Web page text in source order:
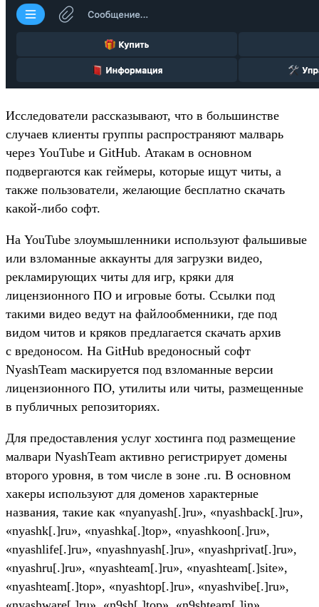
Исследователи рассказывают, что в большинстве
случаев клиенты группы распространяют малварь
через YouTube и GitHub. Атакам в основном
подвергаются как геймеры, которые ищут читы, а
также пользователи, желающие бесплатно скачать
какой-либо софт.
На YouTube злоумышленники используют фальшивые
или взломанные аккаунты для загрузки видео,
рекламирующих читы для игр, кряки для
лицензионного ПО и игровые боты. Ссылки под
такими видео ведут на файлообменники, где под
видом читов и кряков предлагается скачать архив
с вредоносом. На GitHub вредоносный софт
NyashTeam маскируется под взломанные версии
лицензионного ПО, утилиты или читы, размещенные
в публичных репозиториях.
Для предоставления услуг хостинга под размещение
малвари NyashTeam активно регистрирует домены
второго уровня, в том числе в зоне .ru. В основном
хакеры используют для доменов характерные
названия, такие как «nyanyash[.]ru», «nyashback[.]ru»,
«nyashk[.]ru», «nyashka[.]top», «nyashkoon[.]ru»,
«nyashlife[.]ru», «nyashnyash[.]ru», «nyashprivat[.]ru»,
«nyashru[.]ru», «nyashteam[.]ru», «nyashteam[.]site»,
«nyashteam[.]top», «nyashtop[.]ru», «nyashvibe[.]ru»,